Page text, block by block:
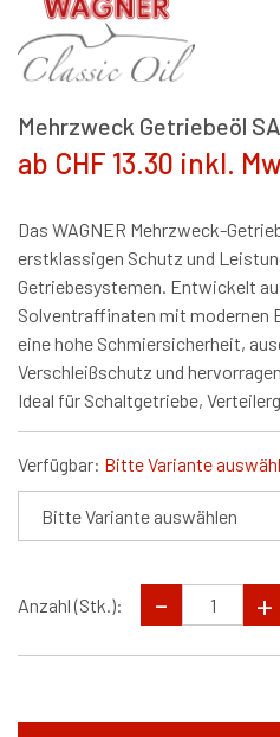
Mehrzweck Getriebeöl
ab CHF 13.30 inkl.
Das WAGNER Mehrzweck-
erstklassigen Schutz und
Getriebesystemen. Entwickelt
Solventraffinaten mit modernen
eine hohe Schmiersicherheit,
Verschleißschutz und
Ideal für Schaltgetriebe,
Verfügbar: Bitte Variante
Anzahl (Stk.):